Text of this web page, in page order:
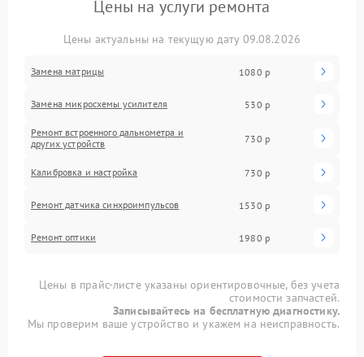
Цены на услуги ремонта
Цены актуальны на текущую дату 09.08.2026
Замена матрицы 1080 р
Замена микросхемы усилителя 530 р
Ремонт встроенного дальнометра и
других устройств
730 р
Калибровка и настройка 730 р
Ремонт датчика синхроимпульсов 1530 р
Ремонт оптики 1980 р
Цены в прайс-листе указаны ориентировочные, без учета
стоимости запчастей.
Записывайтесь на бесплатную диагностику.
Мы проверим ваше устройство и укажем на неисправность.